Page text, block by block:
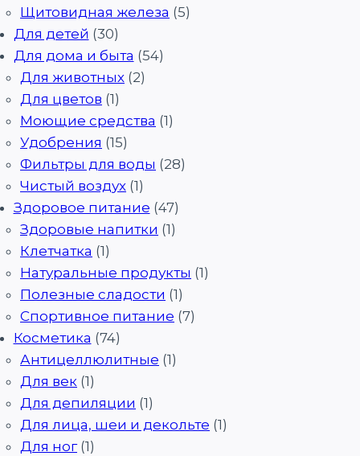
Щитовидная железа (5)
Для детей (30)
Для дома и быта (54)
Для животных (2)
Для цветов (1)
Моющие средства (1)
Удобрения (15)
Фильтры для воды (28)
Чистый воздух (1)
Здоровое питание (47)
Здоровые напитки (1)
Клетчатка (1)
Натуральные продукты (1)
Полезные сладости (1)
Спортивное питание (7)
Косметика (74)
Антицеллюлитные (1)
Для век (1)
Для депиляции (1)
Для лица, шеи и декольте (1)
Для ног (1)